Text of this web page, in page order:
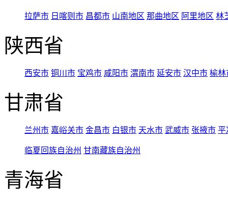
拉萨市 日喀则市 昌都市 山南地区 那曲地区 阿里地区 林
陕西省
西安市 铜川市 宝鸡市 咸阳市 渭南市 延安市 汉中市 榆林
甘肃省
兰州市 嘉峪关市 金昌市 白银市 天水市 武威市 张掖市 平
临夏回族自治州 甘南藏族自治州
青海省